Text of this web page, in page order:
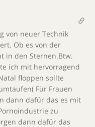
von neuer Technik
Ob es von der
in den Sternen.Btw.
ich mit hervorragend
floppen sollte
Für Frauen
dann dafür das es mit
zu
dann dafür das